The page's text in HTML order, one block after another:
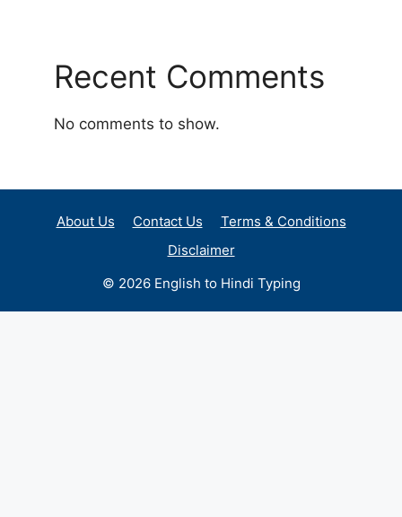
Recent Comments
No comments to show.
About Us Contact Us
Terms & Conditions
Disclaimer
© 2026 English to Hindi Typing